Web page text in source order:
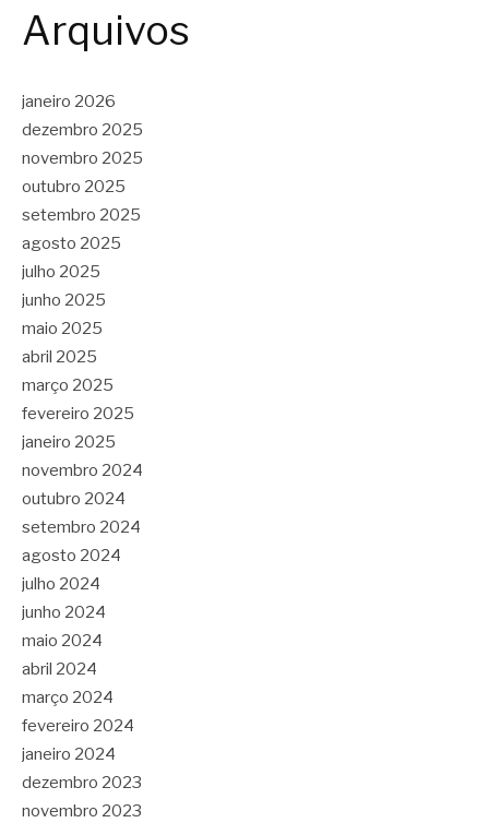
Arquivos
janeiro 2026
dezembro 2025
novembro 2025
outubro 2025
setembro 2025
agosto 2025
julho 2025
junho 2025
maio 2025
abril 2025
março 2025
fevereiro 2025
janeiro 2025
novembro 2024
outubro 2024
setembro 2024
agosto 2024
julho 2024
junho 2024
maio 2024
abril 2024
março 2024
fevereiro 2024
janeiro 2024
dezembro 2023
novembro 2023